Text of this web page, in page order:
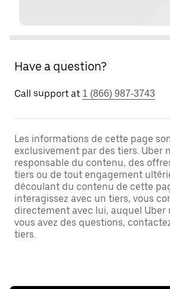
Have a question?
Call support at 1 (866) 987-3743
Les informations de cette page
exclusivement par des tiers. Uber
responsable du contenu, des
tiers ou de tout engagement
découlant du contenu de cette
interagissez avec un tiers, vous
directement avec lui, auquel Uber
vous avez des questions,
tiers.